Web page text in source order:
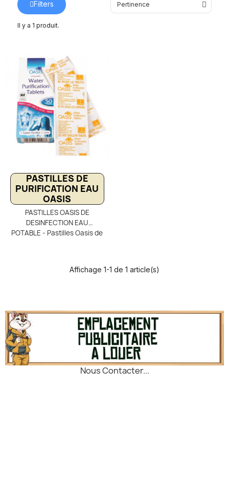
Il y a 1 produit.
Filters
PASTILLES DE
PURIFICATION EAU
OASIS
PASTILLES OASIS DE
DESINFECTION EAU
POTABLE - Pastilles Oasis de
(NaDCC). Chaque pastille
Solution légère et efficace
pour rendre l’eau potable en
randonnée, bushcraft,
bivouac ou situation de
Affichage 1-1 de 1 article(s)
Nous Contacter...